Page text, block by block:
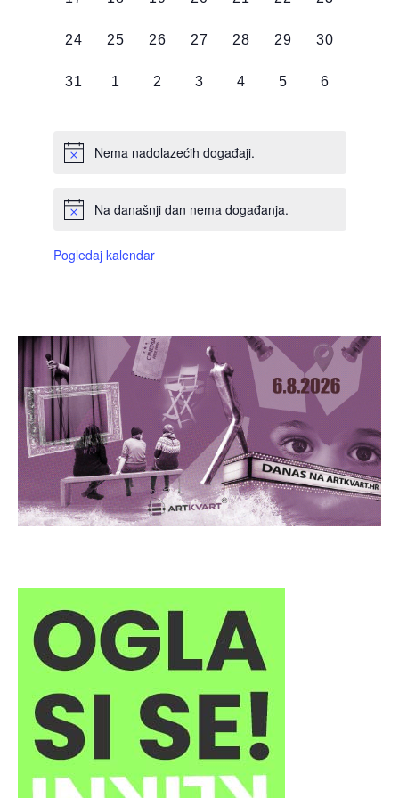
0
24
0
25
0
26
0
27
0
28
0
29
0
30
0
31
0
1
0
2
0
3
0
4
0
5
0
6
Nema nadolazećih događaji.
Na današnji dan nema događanja.
Pogledaj kalendar